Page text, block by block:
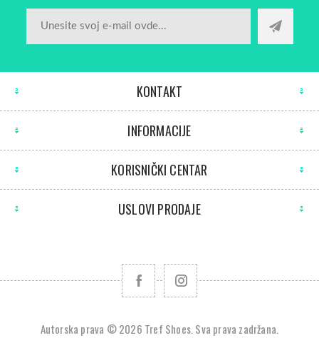
KONTAKT
INFORMACIJE
KORISNIČKI CENTAR
USLOVI PRODAJE
Autorska prava © 2026 Tref Shoes. Sva prava zadržana.